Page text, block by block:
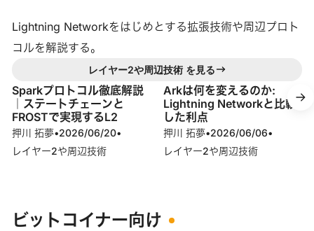
Lightning Networkをはじめとする拡張技術や周辺プロト
コルを解説する。
レイヤー2や周辺技術 を見る
Sparkプロトコル徹底解説
｜ステートチェーンと
FROSTで実現するL2
押川 拓夢•2026/06/20•
レイヤー2や周辺技術
Arkは何を変えるのか:
Lightning Networkと比較
した利点
押川 拓夢•2026/06/06•
レイヤー2や周辺技術
ビットコイナー向け